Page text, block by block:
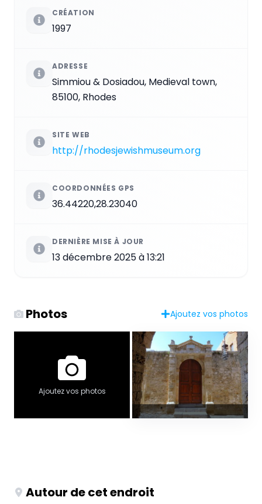
CRÉATION
1997
ADRESSE
Simmiou & Dosiadou, Medieval town,
85100, Rhodes
SITE WEB
http://rhodesjewishmuseum.org
COORDONNÉES GPS
36.44220,28.23040
DERNIÈRE MISE À JOUR
13 décembre 2025 à 13:21
Photos Ajoutez vos photos
Ajoutez vos photos
Autour de cet endroit